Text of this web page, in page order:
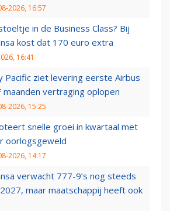
2026, 16:57
in de Business Class? Bij
kost dat 170 euro extra
16:41
Pacific ziet levering eerste Airbus
maanden vertraging oplopen
2026, 15:25
snelle groei in kwartaal met
oorlogsgeweld
2026, 14:17
verwacht 777-9’s nog steeds
maar maatschappij heeft ook